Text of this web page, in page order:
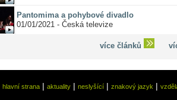
Pantomima a pohybové divadlo
01/01/2021 - Česká televize
více článků
hlavní strana| aktuality| neslyšící| znakový jazyk |